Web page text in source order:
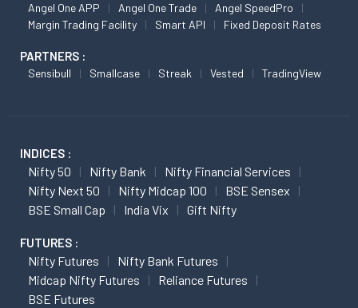
Angel One APP Angel One Trade
Angel SpeedPro
Margin Trading Facility
Smart API Fixed Deposit Rates
PARTNERS :
Sensibull Smallcase Streak Vested TradingView
INDICES :
Nifty 50 Nifty Bank
Nifty Financial Services
Nifty Next 50
Nifty Midcap 100
BSE Sensex
BSE Small Cap
India Vix Gift Nifty
FUTURES :
Nifty Futures
Nifty Bank Futures
Midcap Nifty Futures
Reliance Futures
BSE Futures